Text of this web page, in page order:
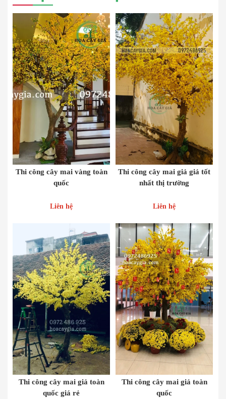
Thi công cây mai vàng toàn
quốc
Liên hệ
Thi công cây mai giả giá tốt
nhất thị trường
Liên hệ
Thi công cây mai giả toàn
quốc giá rẻ
Thi công cây mai giả toàn
quốc